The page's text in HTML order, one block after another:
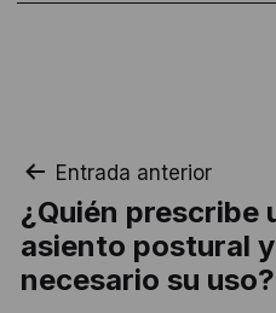
Navegación
de
entradas
Entrada anterior
¿Quién prescribe
asiento postural
necesario su uso?